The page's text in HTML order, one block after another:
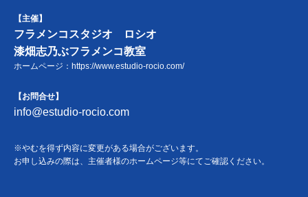
【主催】
フラメンコスタジオ ロシオ
漆畑志乃ぶフラメンコ教室
ホームページ： https://www.estudio-rocio.com/
【お問合せ】
info@estudio-rocio.com
※やむを得ず内容に変更がある場合がございます。
お申し込みの際は、主催者様のホームページ等にてご確認ください。